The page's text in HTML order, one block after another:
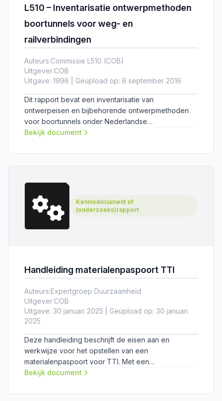
L510 – Inventarisatie ontwerpmethoden
boortunnels voor weg- en
railverbindingen
Auteurs:Commissie L510 (COB)
Uitgever:COB
Uitgave: 1996 | Geüpload op: 6 september 2016
Dit rapport bevat een inventarisatie van
ontwerpeisen en bijbehorende ontwerpmethoden
voor boortunnels onder Nederlandse
omstandigheden.
Bekijk document
Kennisdocument of
(onderzoeks)rapport
Handleiding materialenpaspoort TTI
Auteurs:Expertgroep Duurzaamheid
Uitgever:COB
Uitgave: 30 januari 2025 | Geüpload op: 30 januari
2025
Deze handleiding beschrijft de eisen aan en
werkwijze voor het opstellen van een
materialenpaspoort voor TTI. Met een
materialenpaspoort kan de (potentie van)
(TTI) vastgelegd worden, wat hergebruik faciliteert.
Bekijk document